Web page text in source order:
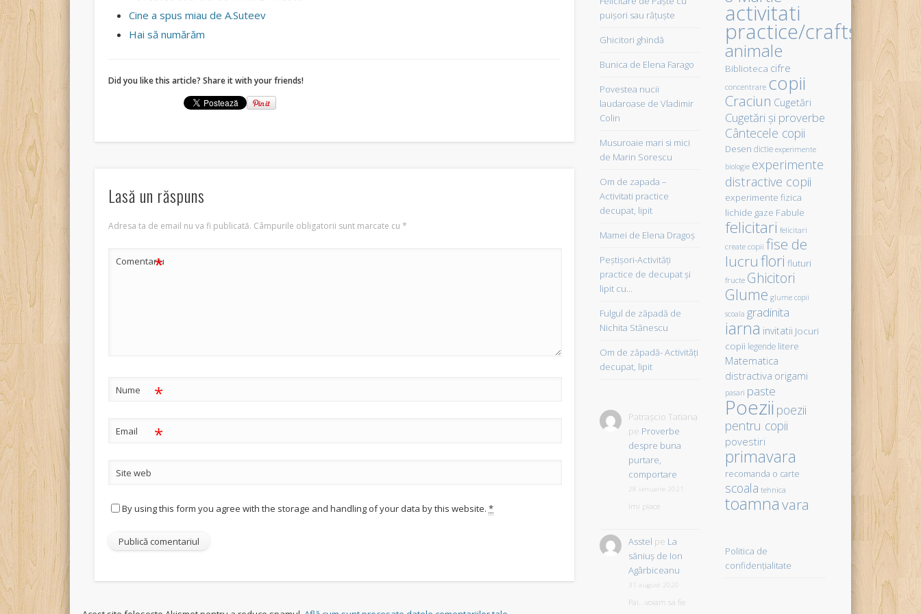
Cine a spus miau de A.Suteev
Hai să numărăm
Did you like this article? Share it with your friends!
Lasă un răspuns
Adresa ta de email nu va fi publicată. Câmpurile obligatorii sunt marcate cu*
Comentariu
*
Nume *
Email *
Site web
By using this form you agree with the storage and handling of your data by this website.*
puișori sau rățuște
Ghicitori ghindă
Bunica de Elena Farago
Povestea nucii
laudaroase de Vladimir
Colin
Musuroaie mari si mici
de Marin Sorescu
Om de zapada –
Activitati practice
decupat, lipit
Mamei de Elena Dragoş
Peştişori-Activităţi
practice de decupat şi
lipit cu…
Fulgul de zăpadă de
Nichita Stănescu
Om de zăpadă- Activităţi
decupat, lipit
Patrașcio Tatiana
pe Proverbe
despre buna
purtare,
comportare
28 ianuarie 2021
îmi place
Asstel pe La
săniuş de Ion
Agârbiceanu
31 august 2020
Pai...voiam sa fie
activitati
practice/crafts
animale
Biblioteca cifre
concentrare copii
Craciun Cugetări
Cugetări şi proverbe
Cântecele copii
Desen dictie experimente
biologie experimente
distractive copii
experimente fizica
lichide gaze Fabule
felicitari felicitari
create copii fise de
lucruflori fluturi
fructe Ghicitori
Glume glume copii
scoala gradinita
iarna invitatii Jocuri
copii legende litere
Matematica
distractiva origami
pasari paste
Poezii poezii
pentru copii
povestiri
primavara
recomanda o carte
scoala tehnica
toamnavara
Politica de
confidențialitate